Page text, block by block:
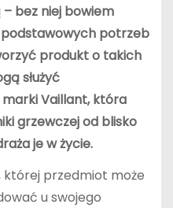
bez niej bowiem
potrzeb
produkt o takich
służyć
Vaillant, która
grzewczej od blisko
je w życie.
przedmiot może
u swojego